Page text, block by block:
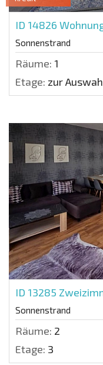
ID 14826
Sonnenstrand
Räume: 1
Etage: zur
ID 13285
Sonnenstrand
Räume: 2
Etage: 3